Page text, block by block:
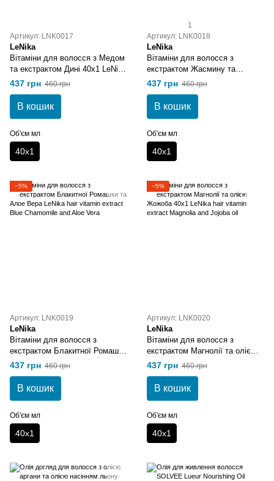
Артикул: LNK0017
LeNika
Вітаміни для волосся з Медом
та екстрактом Дині 40x1 LeNika
hair vitamin Honey and Melon
extract
437 грн 460 грн
В кошик
Об'єм мл
40х1
1
Артикул: LNK0018
LeNika
Вітаміни для волосся з
екстрактом Жасмину та
протеїнами Шовку 40x1 LeNika
hair vitamin extract Jasmine and
Silk proteins
437 грн 460 грн
В кошик
Об'єм мл
40х1
−5%
Артикул: LNK0019
LeNika
Вітаміни для волосся з
екстрактом Блакитної Ромашки
та Алое Вера LeNika hair
vitamin extract Blue Chamomile
and Aloe Vera
437 грн 460 грн
В кошик
Об'єм мл
40х1
−5%
Артикул: LNK0020
LeNika
Вітаміни для волосся з
екстрактом Магнолії та олією
Жожоба 40x1 LeNika hair
vitamin extract Magnolia and
Jojoba oil
437 грн 460 грн
В кошик
Об'єм мл
40х1